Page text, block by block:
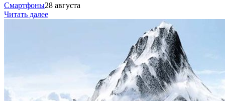
Смартфоны28 августа
Читать далее